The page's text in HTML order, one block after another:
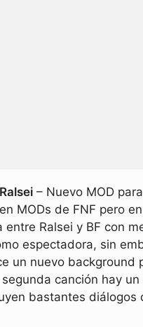
– Nuevo MOD
MODs de FNF pero
entre Ralsei y BF con
espectadora, sin
un nuevo
canción hay
bastantes diálogos